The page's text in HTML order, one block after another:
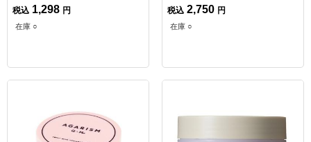
限定】
税込 1,298 円
在庫 ○
税込 2,750 円
在庫 ○